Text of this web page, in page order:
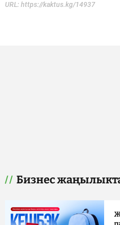
URL: https://kaktus.kg/14937
Бизнес